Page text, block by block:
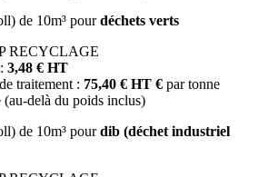
de 10m³ pourdéchets verts
RECYCLAGE
3,48 € HT
traitement : 75,40 € HT € par tonne
(au-delà du poids inclus)
de 10m³ pourdib (déchet industriel